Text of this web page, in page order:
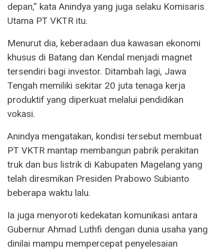
depan,” kata Anindya yang juga selaku Komisaris
Utama PT VKTR itu.
Menurut dia, keberadaan dua kawasan ekonomi
khusus di Batang dan Kendal menjadi magnet
tersendiri bagi investor. Ditambah lagi, Jawa
Tengah memiliki sekitar 20 juta tenaga kerja
produktif yang diperkuat melalui pendidikan
vokasi.
Anindya mengatakan, kondisi tersebut membuat
PT VKTR mantap membangun pabrik perakitan
truk dan bus listrik di Kabupaten Magelang yang
telah diresmikan Presiden Prabowo Subianto
beberapa waktu lalu.
Ia juga menyoroti kedekatan komunikasi antara
Gubernur Ahmad Luthfi dengan dunia usaha yang
dinilai mampu mempercepat penyelesaian